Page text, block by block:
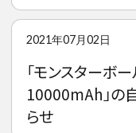
2021年07月02日
「モンスターボ
10000mAh」の
らせ